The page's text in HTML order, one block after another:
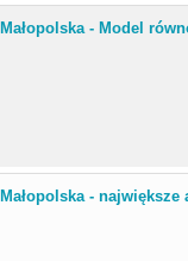
Małopolska - Model
Małopolska -